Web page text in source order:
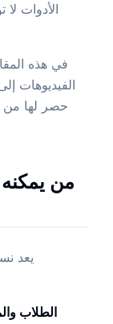
الأدوات
في هذه
الفيديوهات
حصر لها من
من
يعد
الطلاب